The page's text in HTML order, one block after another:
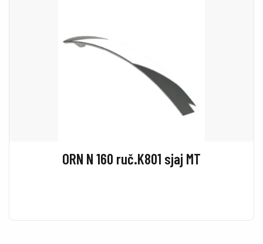
ORN N 160 ruč.K801 sjaj MT